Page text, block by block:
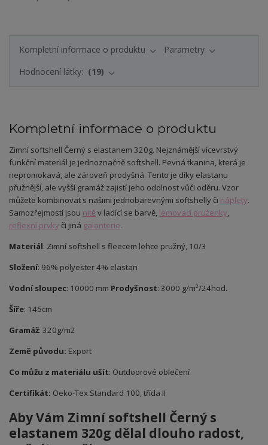
Kompletní informace o produktu
Parametry
Hodnocení látky:
19
Kompletní informace o produktu
Zimní softshell Černý s elastanem 320g. Nejznámější vícevrstvý
funkční materiál je jednoznačně softshell. Pevná tkanina, která je
nepromokavá, ale zároveň prodyšná. Tento je díky elastanu
přužnější, ale vyšší gramáž zajistí jeho odolnost vůči oděru. Vzor
můžete kombinovat s našimi jednobarevnými softshelly či náplety.
Samozřejmostí jsou nitěv ladící se barvě, lemovací pruženky,
reflexní prvky či jiná galanterie.
Materiál: Zimní softshell s fleecem lehce pružný, 10/3
Složení: 96% polyester 4% elastan
Vodní sloupec: 10000 mm Prodyšnost: 3000 g/m²/24hod.
Šíře: 145cm
Gramáž: 320g/m2
Země původu: Export
Co můžu z materiálu ušít: Outdoorové oblečení
Certifikát: Oeko-Tex Standard 100, třída II
Aby Vám Zimní softshell Černý s
elastanem 320g dělal dlouho radost,